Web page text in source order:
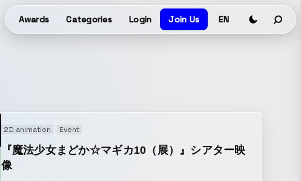
Awards Categories Login Join Us EN
2D animation Event
『魔法少女まどか☆マギカ10（展）』シアター映
像